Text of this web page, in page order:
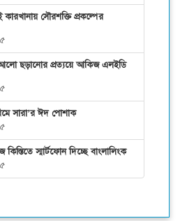
কারখানায় সৌরশক্তি প্রকল্পের
ছড়ানোর প্রত্যয়ে আকিজ এলইডি
সারা’র ঈদ পোশাক
স্মার্টফোন দিচ্ছে বাংলালিংক